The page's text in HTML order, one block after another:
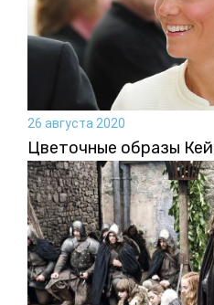
26 августа 2020
Цветочные образы